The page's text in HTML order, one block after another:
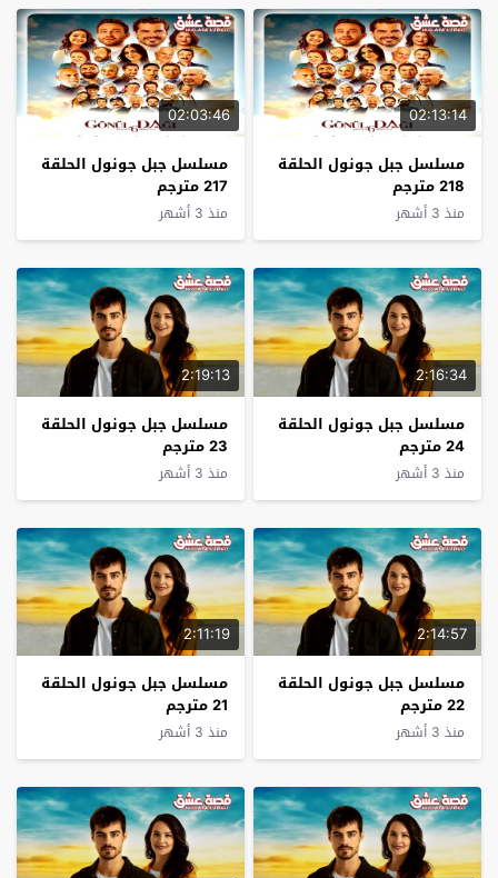
02:13:14
مسلسل جبل جونول الحلقة
218 مترجم
منذ 3 أشهر
02:03:46
مسلسل جبل جونول الحلقة
217 مترجم
منذ 3 أشهر
2:16:34
مسلسل جبل جونول الحلقة
24 مترجم
منذ 3 أشهر
2:19:13
مسلسل جبل جونول الحلقة
23 مترجم
منذ 3 أشهر
2:14:57
مسلسل جبل جونول الحلقة
22 مترجم
منذ 3 أشهر
2:11:19
مسلسل جبل جونول الحلقة
21 مترجم
منذ 3 أشهر